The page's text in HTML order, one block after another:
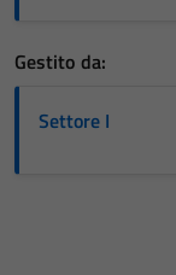
Gestito da:
Settore I